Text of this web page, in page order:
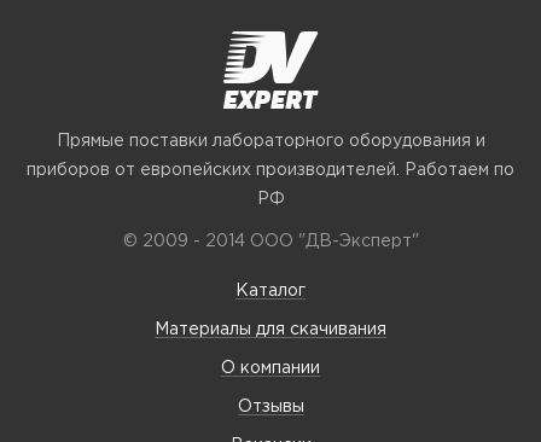
Прямые поставки лабораторного оборудования и
приборов от европейских производителей. Работаем по
РФ
© 2009 - 2014 ООО "ДВ-Эксперт"
Каталог
Материалы для скачивания
О компании
Отзывы